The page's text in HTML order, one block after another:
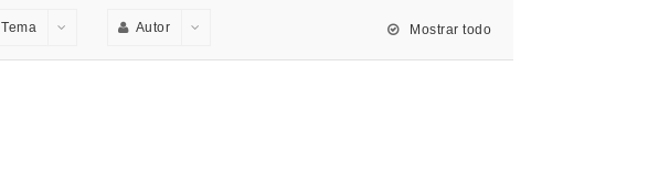
Tema Autor Mostrar todo